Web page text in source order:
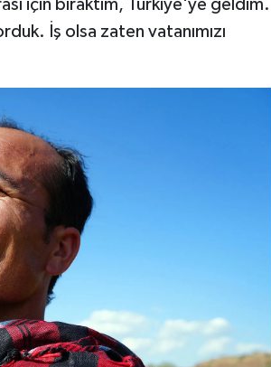
için bıraktım, Türkiye'ye geldim.
İş olsa zaten vatanımızı